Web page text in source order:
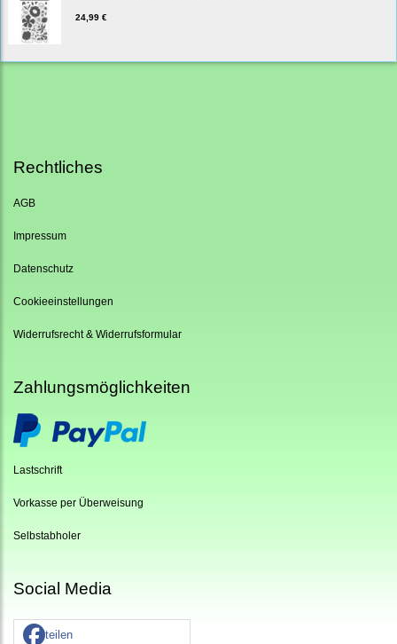
24,99 €
Rechtliches
AGB
Impressum
Datenschutz
Cookieeinstellungen
Widerrufsrecht & Widerrufsformular
Zahlungsmöglichkeiten
Lastschrift
Vorkasse per Überweisung
Selbstabholer
Social Media
teilen